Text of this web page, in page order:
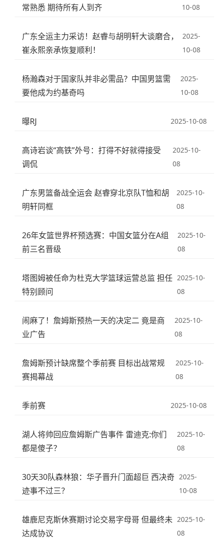
常熟悉 期待所有人到齐
10-08
广东全运主力采访！赵睿与胡明轩大谈磨合，
崔永熙亲承恢复顺利！
2025-
10-08
杨瀚森对于国家队并非必需品？中国男篮需
要他成为约基奇吗
2025-
10-08
曝RJ 2025-10-08
高诗岩谈“高铁”外号：打得不好就得接受
调侃
2025-10-
08
广东男篮备战全运会 赵睿穿北京队T恤和胡
明轩同框
2025-10-
08
26年女篮世界杯预选赛：中国女篮分在A组
前三名晋级
2025-10-
08
塔图姆被任命为杜克大学篮球运营总监 担任
特别顾问
2025-10-
08
闹麻了！詹姆斯预热一天的决定二 竟是商
业广告
2025-10-
08
詹姆斯预计缺席整个季前赛 目标出战常规
赛揭幕战
2025-10-
08
季前赛 2025-10-08
湖人将帅回应詹姆斯广告事件 雷迪克:你们
都是傻子？
2025-10-
08
30天30队森林狼：华子晋升门面超巨 西决奇
迹事不过三？
2025-
10-08
雄鹿尼克斯休赛期讨论交易字母哥 但最终未
达成协议
2025-10-
08